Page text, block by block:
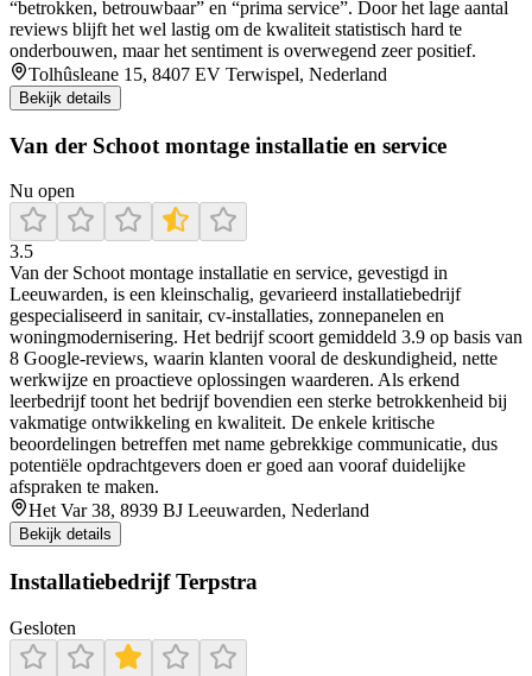
“betrokken, betrouwbaar” en “prima service”. Door het lage aantal
reviews blijft het wel lastig om de kwaliteit statistisch hard te
onderbouwen, maar het sentiment is overwegend zeer positief.
Tolhûsleane 15, 8407 EV Terwispel, Nederland
Bekijk details
Van der Schoot montage installatie en service
Nu open
3.5
Van der Schoot montage installatie en service, gevestigd in
Leeuwarden, is een kleinschalig, gevarieerd installatiebedrijf
gespecialiseerd in sanitair, cv-installaties, zonnepanelen en
woningmodernisering. Het bedrijf scoort gemiddeld 3.9 op basis van
8 Google-reviews, waarin klanten vooral de deskundigheid, nette
werkwijze en proactieve oplossingen waarderen. Als erkend
leerbedrijf toont het bedrijf bovendien een sterke betrokkenheid bij
vakmatige ontwikkeling en kwaliteit. De enkele kritische
beoordelingen betreffen met name gebrekkige communicatie, dus
potentiële opdrachtgevers doen er goed aan vooraf duidelijke
afspraken te maken.
Het Var 38, 8939 BJ Leeuwarden, Nederland
Bekijk details
Installatiebedrijf Terpstra
Gesloten